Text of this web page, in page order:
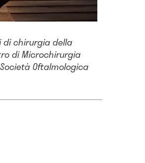
chirurgia della
di Microchirurgia
Oftalmologica